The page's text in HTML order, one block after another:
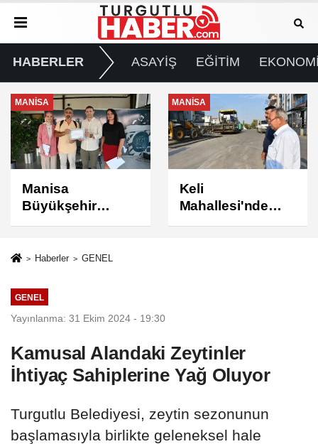
HABERLER ASAYİŞ EĞİTİM
MANİSA
Keli
Mahallesi'nde
Asfalt Çalışması
MANİSA
BAŞKAN ŞİMŞEK
SAHADAKİ
ÇALIŞMALARI
Haberler GENEL
GENEL
Yayınlanma: 31 Ekim 2024 - 19:30
Kamusal Alandaki Zeytinler
İhtiyaç Sahiplerine Yağ Oluyor
Turgutlu Belediyesi, zeytin sezonunun
başlamasıyla birlikte geleneksel hale